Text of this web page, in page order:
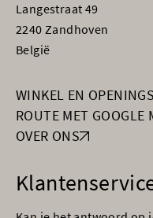
Langestraat 49
2240 Zandhoven
België
WINKEL EN
ROUTE MET GOOGLE
OVER ONS